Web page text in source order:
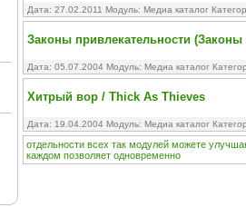
Дата: 27.02.2011 Модуль: Медиа каталог
Законы привлекательности
Дата: 05.07.2004 Модуль: Медиа каталог
Хитрый вор / Thick As Thieves
Дата: 19.04.2004 Модуль: Медиа каталог
отдельности всех так модулей можете
каждом позволяет одновременно